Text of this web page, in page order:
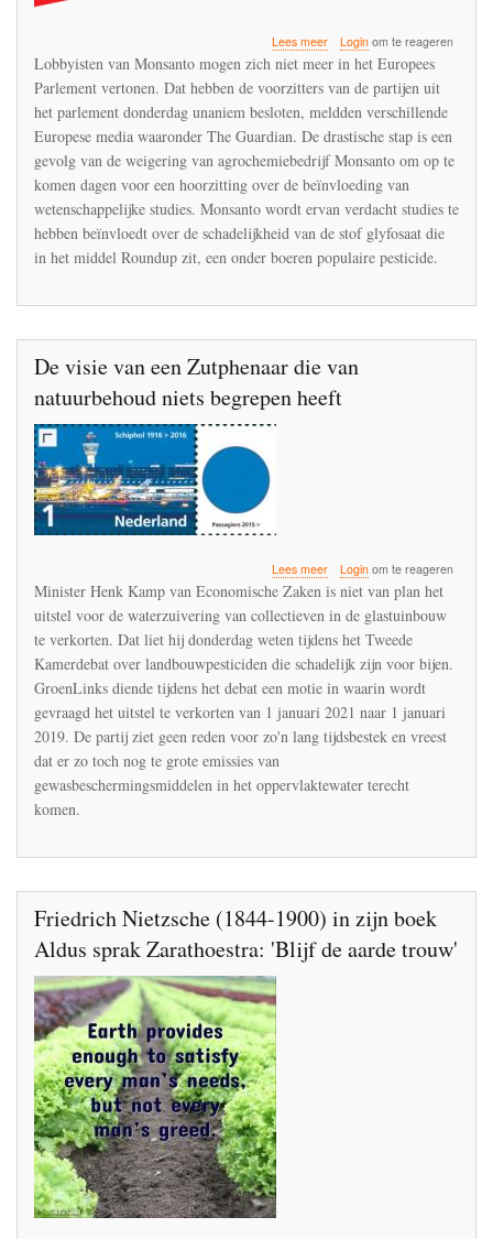
Lees meerover
Monsanto
meer
welkom
in
Europees
Parlement
Loginom te reageren
Lobbyisten van Monsanto mogen zich niet meer in het Europees
Parlement vertonen. Dat hebben de voorzitters van de partijen uit
het parlement donderdag unaniem besloten, meldden verschillende
Europese media waaronder The Guardian. De drastische stap is een
gevolg van de weigering van agrochemiebedrijf Monsanto om op te
komen dagen voor een hoorzitting over de beïnvloeding van
wetenschappelijke studies. Monsanto wordt ervan verdacht studies te
hebben beïnvloedt over de schadelijkheid van de stof glyfosaat die
in het middel Roundup zit, een onder boeren populaire pesticide.
De visie van een Zutphenaar die van
natuurbehoud niets begrepen heeft
Lees meerover
De
van
een
Zutphenaar
van
natuurbehoud
niets
Loginom te reageren
Minister Henk Kamp van Economische Zaken is niet van plan het
uitstel voor de waterzuivering van collectieven in de glastuinbouw
te verkorten. Dat liet hij donderdag weten tijdens het Tweede
Kamerdebat over landbouwpesticiden die schadelijk zijn voor bijen.
GroenLinks diende tijdens het debat een motie in waarin wordt
gevraagd het uitstel te verkorten van 1 januari 2021 naar 1 januari
2019. De partij ziet geen reden voor zo'n lang tijdsbestek en vreest
dat er zo toch nog te grote emissies van
gewasbeschermingsmiddelen in het oppervlaktewater terecht
komen.
Friedrich Nietzsche (1844-1900) in zijn boek
Aldus sprak Zarathoestra: 'Blijf de aarde trouw'